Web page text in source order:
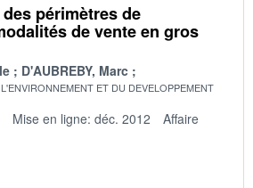
périmètres de
de vente en gros
D'AUBREBY, Marc
ET DU DEVELOPPEMENT
Mise en ligne: déc. 2012
Affaire